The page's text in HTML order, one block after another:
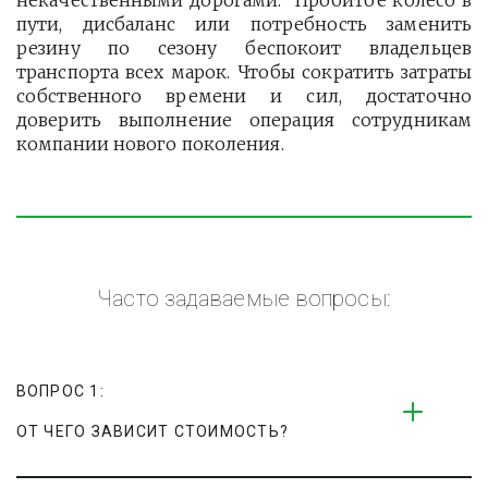
пути, дисбаланс или потребность заменить
резину по сезону беспокоит владельцев
транспорта всех марок. Чтобы сократить затраты
собственного времени и сил, достаточно
доверить выполнение операция сотрудникам
компании нового поколения.
Часто задаваемые вопросы:
ВОПРОС 1:
ОТ ЧЕГО ЗАВИСИТ СТОИМОСТЬ?